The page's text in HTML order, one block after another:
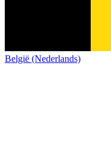
België (Nederlands)